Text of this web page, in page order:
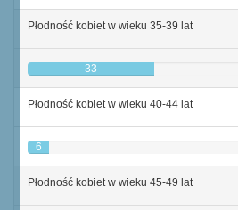
Płodność kobiet w wieku 35-39 lat
33
Płodność kobiet w wieku 40-44 lat
6
Płodność kobiet w wieku 45-49 lat